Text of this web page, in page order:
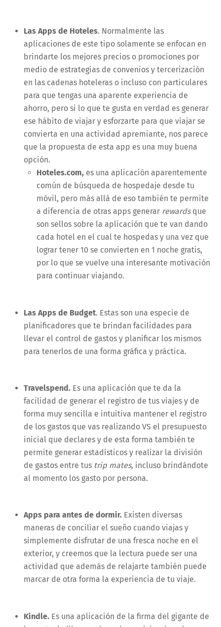
Las Apps de Hoteles. Normalmente las
aplicaciones de este tipo solamente se enfocan en
brindarte los mejores precios o promociones por
medio de estrategias de convenios y tercerización
en las cadenas hoteleras o incluso con particulares
para que tengas una aparente experiencia de
ahorro, pero si lo que te gusta en verdad es generar
ese hábito de viajar y esforzarte para que viajar se
convierta en una actividad apremiante, nos parece
que la propuesta de esta app es una muy buena
opción.
Hoteles.com,es una aplicación aparentemente
común de búsqueda de hospedaje desde tu
móvil, pero más allá de eso también te permite
a diferencia de otras apps generar rewardsque
son sellos sobre la aplicación que te van dando
cada hotel en el cual te hospedas y una vez que
lograr tener 10 se convierten en 1 noche gratis,
por lo que se vuelve una interesante motivación
para continuar viajando.
Las Apps de Budget. Estas son una especie de
planificadores que te brindan facilidades para
llevar el control de gastos y planificar los mismos
para tenerlos de una forma gráfica y práctica.
Travelspend. Es una aplicación que te da la
facilidad de generar el registro de tus viajes y de
forma muy sencilla e intuitiva mantener el registro
de los gastos que vas realizando VS el presupuesto
inicial que declares y de esta forma también te
permite generar estadísticos y realizar la división
de gastos entre tus trip mates, incluso brindándote
al momento los gasto por persona.
Apps para antes de dormir. Existen diversas
maneras de conciliar el sueño cuando viajas y
simplemente disfrutar de una fresca noche en el
exterior, y creemos que la lectura puede ser una
actividad que además de relajarte también puede
marcar de otra forma la experiencia de tu viaje.
Kindle. Es una aplicación de la firma del gigante de